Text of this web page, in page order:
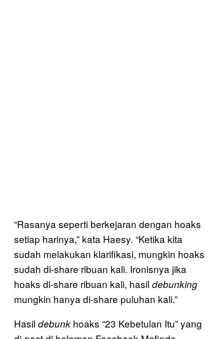
“Rasanya seperti berkejaran dengan hoaks
setiap harinya,” kata Haesy. “Ketika kita
sudah melakukan klarifikasi, mungkin hoaks
sudah di-share ribuan kali. Ironisnya jika
hoaks di-share ribuan kali, hasil debunking
mungkin hanya di-share puluhan kali.”
Hasil debunk hoaks “23 Kebetulan Itu” yang